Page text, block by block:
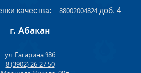
качества: 88002004824доб. 4
г. Абакан
ул. Гагарина 98б
8 (3902) 26-27-50